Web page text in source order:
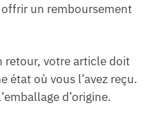
un remboursement
retour, votre article doit
état où vous l’avez reçu.
d’origine.